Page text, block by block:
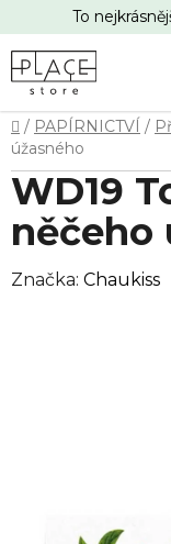
na
obsah
To
Domů
/ PAPÍRNICTVÍ /
úžasného
WD19
něčeho
Značka: Chaukiss